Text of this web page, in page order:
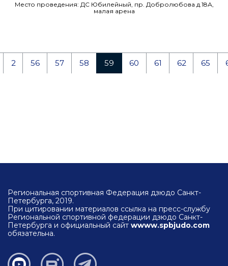
Место проведения: ДС Юбилейный, пр. Добролюбова д.18А,
малая арена
2 56 57 58 59 60 61 62 65
Региональная спортивная Федерация дзюдо Санкт-
Петербурга, 2019.
При цитировании материалов ссылка на пресс-службу
Региональной спортивной федерации дзюдо Санкт-
Петербурга и официальный сайт wwww.spbjudo.com
обязательна.